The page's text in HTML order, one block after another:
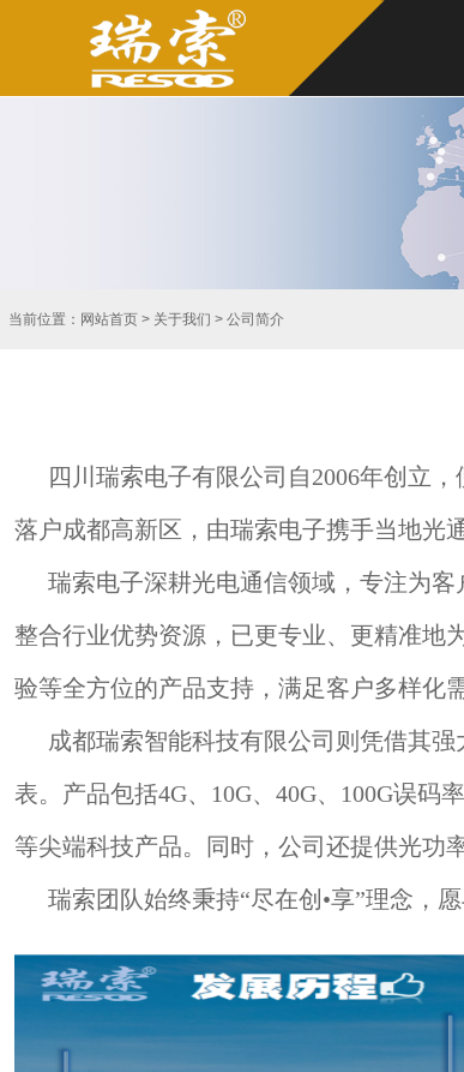
当前位置： 网站首页 > 关于我们 > 公司简介
四川瑞索电子有限公司自2006年创立
落户成都高新区，由瑞索电子携手当地光
瑞索电子深耕光电通信领域，专注为
整合行业优势资源，已更专业、更精准地
验等全方位的产品支持，满足客户多样化需
成都瑞索智能科技有限公司则凭借其
表。产品包括4G、10G、40G、100G误码
等尖端科技产品。同时，公司还提供光功
瑞索团队始终秉持“尽在创•享”理念，